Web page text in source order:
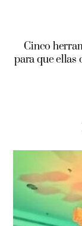
Cinco
para que ellas